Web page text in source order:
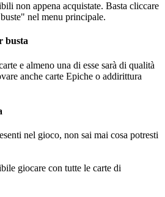
non appena acquistate. Basta cliccare
nel menu principale.
busta
e almeno una di esse sarà di qualità
anche carte Epiche o addirittura
nel gioco, non sai mai cosa potresti
giocare con tutte le carte di